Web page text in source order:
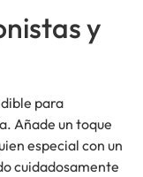
y
para
Añade un toque
especial con un
cuidadosamente